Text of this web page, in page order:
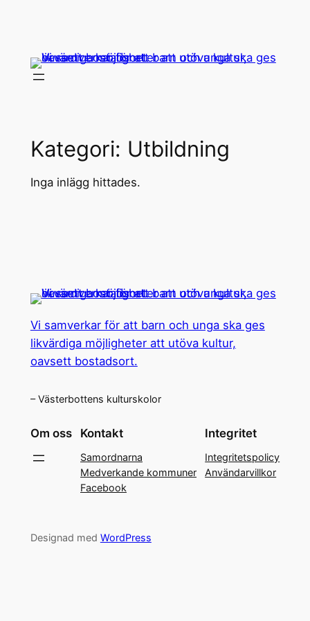
innehåll
Kategori: Utbildning
Inga inlägg hittades.
Vi samverkar för att barn och unga ska ges
likvärdiga möjligheter att utöva kultur,
oavsett bostadsort.
– Västerbottens kulturskolor
Om oss Kontakt
Samordnarna
Medverkande kommuner
Facebook
Integritet
Integritetspolicy
Användarvillkor
Designad med WordPress